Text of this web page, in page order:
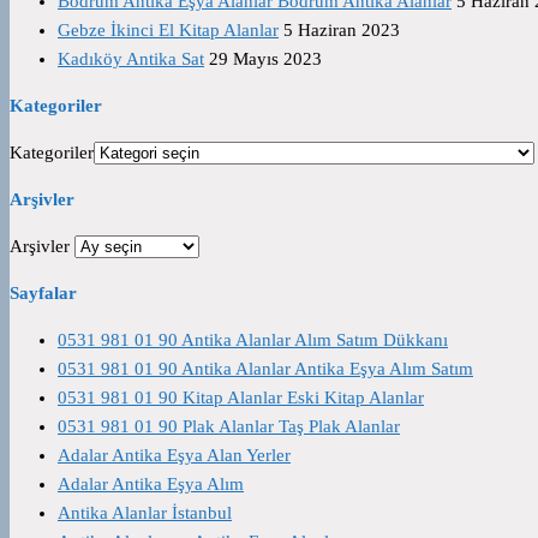
Gebze İkinci El Kitap Alanlar 5 Haziran 2023
Kadıköy Antika Sat 29 Mayıs 2023
Kategoriler
Kategoriler
Arşivler
Arşivler
Sayfalar
0531 981 01 90 Antika Alanlar Alım Satım Dükkanı
0531 981 01 90 Antika Alanlar Antika Eşya Alım Satım
0531 981 01 90 Kitap Alanlar Eski Kitap Alanlar
0531 981 01 90 Plak Alanlar Taş Plak Alanlar
Adalar Antika Eşya Alan Yerler
Adalar Antika Eşya Alım
Antika Alanlar İstanbul